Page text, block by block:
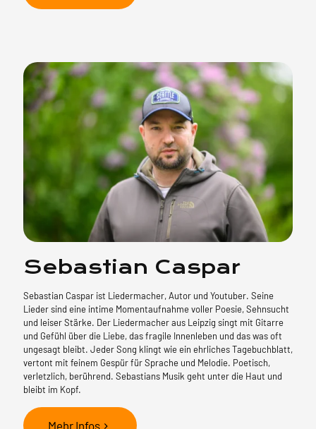
Sebastian Caspar
Sebastian Caspar ist Liedermacher, Autor und Youtuber. Seine
Lieder sind eine intime Momentaufnahme voller Poesie, Sehnsucht
und leiser Stärke. Der Liedermacher aus Leipzig singt mit Gitarre
und Gefühl über die Liebe, das fragile Innenleben und das was oft
ungesagt bleibt. Jeder Song klingt wie ein ehrliches Tagebuchblatt,
vertont mit feinem Gespür für Sprache und Melodie. Poetisch,
verletzlich, berührend. Sebastians Musik geht unter die Haut und
bleibt im Kopf.
Mehr Infos